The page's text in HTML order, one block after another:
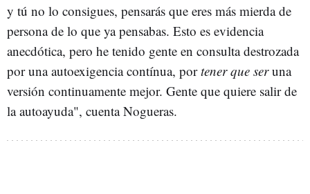
y tú no lo consigues, pensarás que eres más mierda de
persona de lo que ya pensabas. Esto es evidencia
anecdótica, pero he tenido gente en consulta destrozada
por una autoexigencia contínua, portener que seruna
versión continuamente mejor. Gente que quiere salir de
la autoayuda", cuenta Nogueras.